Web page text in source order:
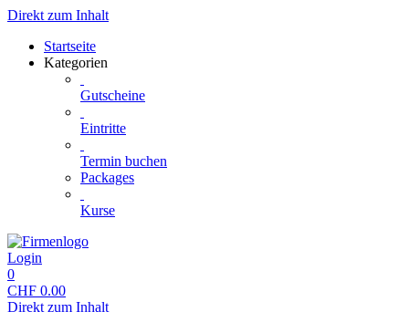
Direkt zum Inhalt
Startseite
Kategorien
Gutscheine
Eintritte
Termin buchen
Packages
Kurse
Login
0
CHF 0.00
Direkt zum Inhalt